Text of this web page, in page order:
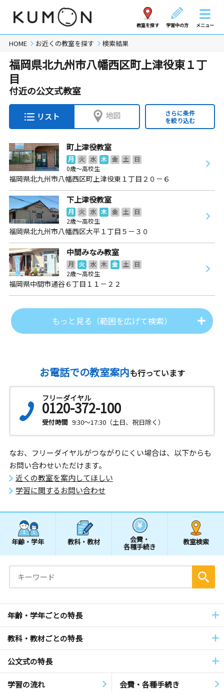
教室を探す 学習中の方 メニュー
HOME お近くの教室を探す 検索結果
福岡県北九州市八幡西区町上津役東１丁
目
付近の公文式教室
リスト 地図
さらに条件
を絞り込む
町上津役教室
月 火 水 木 金 土
日
0歳～高校生
福岡県北九州市八幡西区町上津役東１丁目２０－６
下上津役教室
月 火 水 木 金 土
日
2歳～高校生
福岡県北九州市八幡西区大平１丁目５－３０
中間みなみ教室
月 火 水 木 金 土
日
2歳～高校生
福岡県中間市通谷６丁目１１－２２
もっと見る（範囲を広げて検索）
お電話での教室案内も行っています
フリーダイヤル
0120-372-100
受付時間 9:30～17:30（土日、祝日除く）
なお、フリーダイヤルがつながりにくい場合は、以下からも
お問い合わせいただけます。
近くの教室を案内してほしい
学習に関するお問い合わせ
年齢・学年 教科・教材 会費・
各種手続き
教室検索
年齢・学年ごとの特長
教科・教材ごとの特長
公文式の特長
学習の流れ 会費・各種手続き